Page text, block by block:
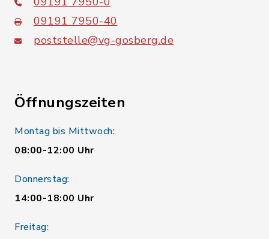
09191 7950-40
poststelle@vg-gosberg.de
Öffnungszeiten
Montag bis Mittwoch:
08:00-12:00 Uhr
Donnerstag:
14:00-18:00 Uhr
Freitag: